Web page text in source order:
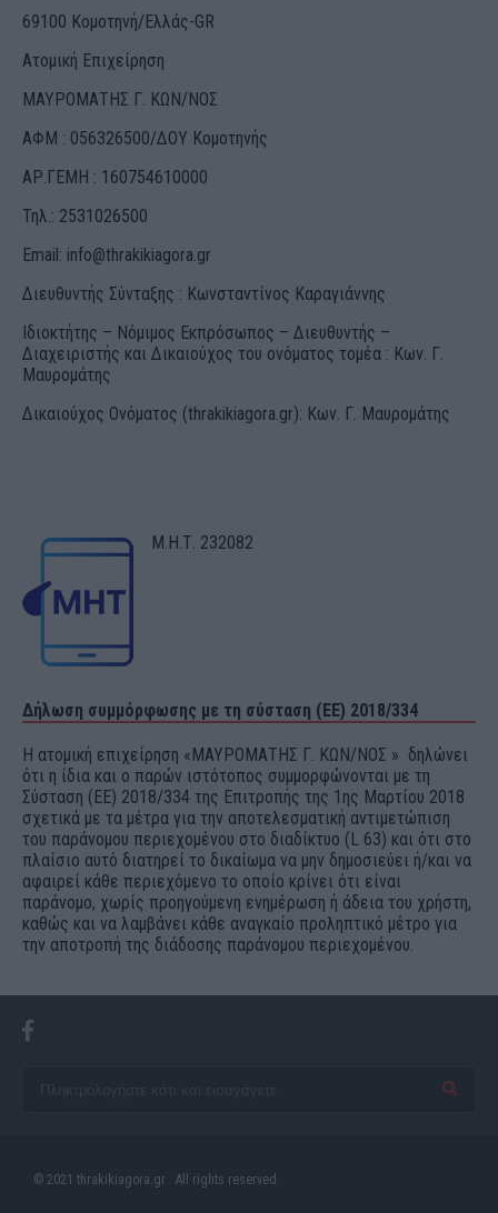
69100 Κομοτηνή/Ελλάς-GR
Ατομική Επιχείρηση
ΜΑΥΡΟΜΑΤΗΣ Γ. ΚΩΝ/ΝΟΣ
ΑΦΜ : 056326500/ΔOΥ Κομοτηνής
ΑΡ.ΓΕΜΗ : 160754610000
Τηλ.: 2531026500
Email: info@thrakikiagora.gr
Διευθυντής Σύνταξης : Κωνσταντίνος Καραγιάννης
Ιδιοκτήτης – Νόμιμος Εκπρόσωπος – Διευθυντής –
Διαχειριστής και Δικαιούχος του ονόματος τομέα : Κων. Γ.
Μαυρομάτης
Δικαιούχος Ονόματος (thrakikiagora.gr): Κων. Γ. Μαυρομάτης
Μ.Η.Τ. 232082
Δήλωση συμμόρφωσης με τη σύσταση (ΕΕ) 2018/334
Η ατομική επιχείρηση «ΜΑΥΡΟΜΑΤΗΣ Γ. ΚΩΝ/ΝΟΣ » δηλώνει
ότι η ίδια και ο παρών ιστότοπος συμμορφώνονται με τη
Σύσταση (ΕΕ) 2018/334 της Επιτροπής της 1ης Μαρτίου 2018
σχετικά με τα μέτρα για την αποτελεσματική αντιμετώπιση
του παράνομου περιεχομένου στο διαδίκτυο (L 63) και ότι στο
πλαίσιο αυτό διατηρεί το δικαίωμα να μην δημοσιεύει ή/και να
αφαιρεί κάθε περιεχόμενο το οποίο κρίνει ότι είναι
παράνομο, χωρίς προηγούμενη ενημέρωση ή άδεια του χρήστη,
καθώς και να λαμβάνει κάθε αναγκαίο προληπτικό μέτρο για
την αποτροπή της διάδοσης παράνομου περιεχομένου.
© 2021 thrakikiagora.gr . All rights reserved.